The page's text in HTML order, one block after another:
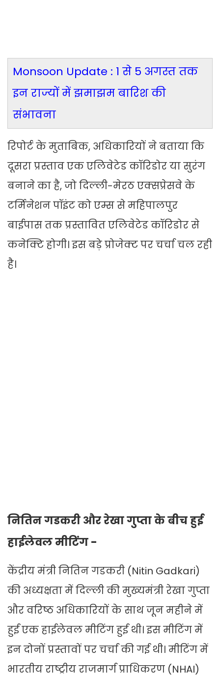
Monsoon Update : 1 से 5 अगस्त तक
इन राज्यों में झमाझम बारिश की
संभावना
रिपोर्ट के मुताबिक, अधिकारियों ने बताया कि
दूसरा प्रस्ताव एक एलिवेटेड कॉरिडोर या सुरंग
बनाने का है, जो दिल्ली-मेरठ एक्सप्रेसवे के
टर्मिनेशन पॉइंट को एम्स से महिपालपुर
बाईपास तक प्रस्तावित एलिवेटेड कॉरिडोर से
कनेक्टि होगी। इस बड़े प्रोजेक्ट पर चर्चा चल रही
है।
नितिन गडकरी और रेखा गुप्ता के बीच हुई
हाईलेवल मीटिंग -
केंद्रीय मंत्री नितिन गडकरी (Nitin Gadkari)
की अध्यक्षता में दिल्ली की मुख्यमंत्री रेखा गुप्ता
और वरिष्ठ अधिकारियों के साथ जून महीने में
हुई एक हाईलेवल मीटिंग हुई थी। इस मीटिंग में
इन दोनों प्रस्तावों पर चर्चा की गई थी। मीटिंग में
भारतीय राष्ट्रीय राजमार्ग प्राधिकरण (NHAI)